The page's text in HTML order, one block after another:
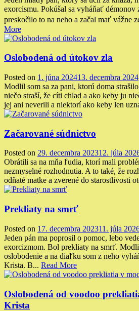
exorcismu. Pokúšal sa vyháňať démonov
preskočilo to na neho a začal mať vážne
More
Oslobodená od útokov zla
Posted on 1. júna 202413. decembra 2024
Modlil som sa za pani, ktorú doma
niečo straší, že cíti chlad a ako keby ju
jej ani neverili a niektorí ako keby len
Začarované súdnictvo
Posted on 29. decembra 202312. júla
Obrátili sa na mňa ľudia, ktorí mali
nezmyselné rozhodnutia. A to také, že
odňaté matke a zverené do starostlivosti
Prekliaty na smrť
Posted on 17. decembra 202311. júla
Jeden pán ma poprosil o pomoc, lebo
exorcizmom. Bol prekliaty na smrť.
oslobodenie a na diaľku som z neho
Krista. B... Read More
Oslobodená od voodoo
Krista